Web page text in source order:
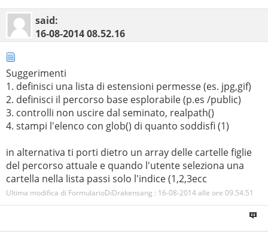
said:
16-08-201408.52.16
Suggerimenti
1. definisci una lista di estensioni permesse (es. jpg,gif)
2. definisci il percorso base esplorabile (p.es /public)
3. controlli non uscire dal seminato, realpath()
4. stampi l'elenco con glob() di quanto soddisfi (1)
in alternativa ti porti dietro un array delle cartelle figlie
del percorso attuale e quando l'utente seleziona una
cartella nella lista passi solo l'indice (1,2,3ecc
Ultima modifica di FormularioDiDrakensang : 16-08-2014 alle ore 09.54.51